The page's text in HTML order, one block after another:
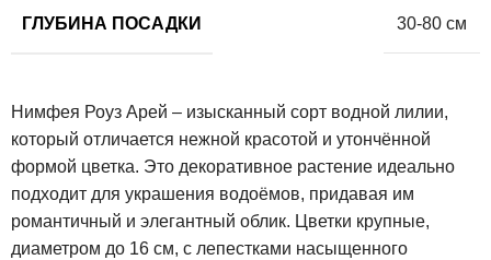
ГЛУБИНА ПОСАДКИ 30-80 см
Нимфея Роуз Арей – изысканный сорт водной лилии,
который отличается нежной красотой и утончённой
формой цветка. Это декоративное растение идеально
подходит для украшения водоёмов, придавая им
романтичный и элегантный облик. Цветки крупные,
диаметром до 16 см, с лепестками насыщенного